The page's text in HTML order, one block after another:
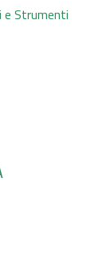
e Strumenti